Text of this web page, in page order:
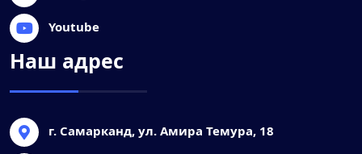
Youtube
Наш адрес
г. Самарканд, ул. Амира Темура, 18